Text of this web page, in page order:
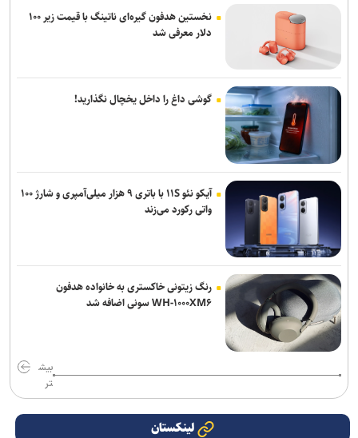
نخستین هدفون گیره‌ای ناتینگ با قیمت زیر ۱۰۰
دلار معرفی شد
گوشی داغ را داخل یخچال نگذارید!
آیکو نئو ۱۱S با باتری ۹ هزار میلی‌آمپری و شارژ ۱۰۰
واتی رکورد می‌زند
رنگ زیتونی خاکستری به خانواده هدفون
WH-۱۰۰۰XM۶ سونی اضافه شد
بیش
تر
لینکستان